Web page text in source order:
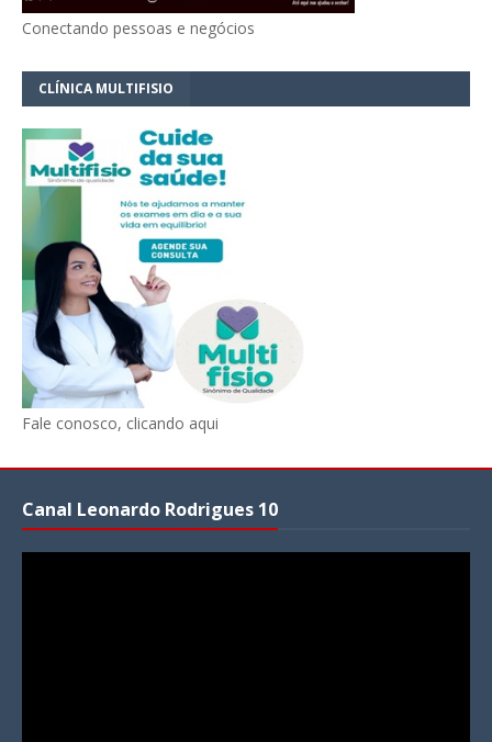
Conectando pessoas e negócios
CLÍNICA MULTIFISIO
Fale conosco, clicando aqui
Canal Leonardo Rodrigues 10